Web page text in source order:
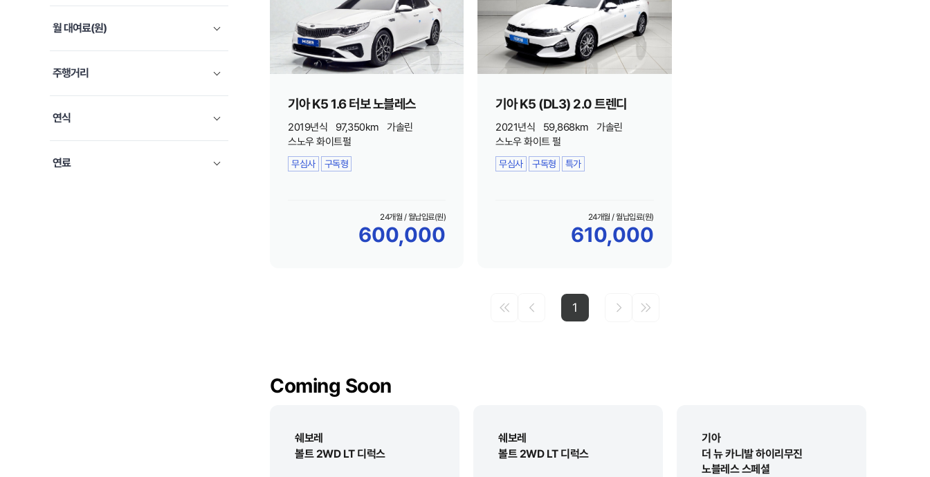
폭스바겐 2
쉐보레 5
미니
아우디
월 대여료(원)
주행거리
연식
연료
기아 K5 1.6 터보 노블레스
2019년식 97,350km
가솔린
스노우 화이트펄
무심사 구독형
24개월 / 월납입료(원)
600,000
기아 K5 (DL3) 2.0 트렌디
2021년식 59,868km
가솔린
스노우 화이트 펄
무심사 구독형 특가
24개월 / 월납입료(원)
610,000
1
Coming Soon
쉐보레
볼트 2WD LT 디럭스
쉐보레
볼트 2WD LT 디럭스
기아
더 뉴 카니발 하이리무진
노블레스 스페셜